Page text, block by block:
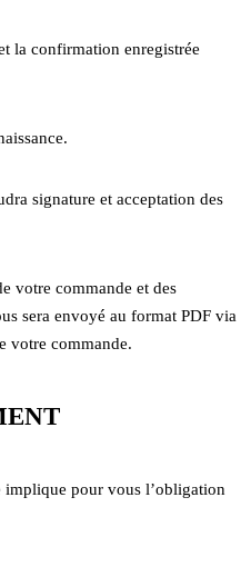
la confirmation enregistrée
signature et acceptation des
votre commande et des
sera envoyé au format PDF via
votre commande.
pour vous l’obligation